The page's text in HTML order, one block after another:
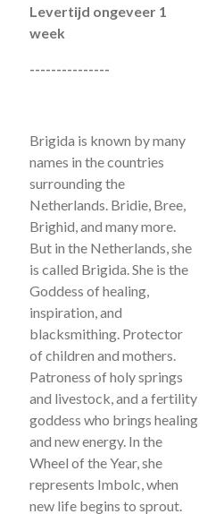
Levertijd ongeveer 1
week
---------------
Brigida is known by many
names in the countries
surrounding the
Netherlands. Bridie, Bree,
Brighid, and many more.
But in the Netherlands, she
is called Brigida. She is the
Goddess of healing,
inspiration, and
blacksmithing. Protector
of children and mothers.
Patroness of holy springs
and livestock, and a fertility
goddess who brings healing
and new energy. In the
Wheel of the Year, she
represents Imbolc, when
new life begins to sprout.